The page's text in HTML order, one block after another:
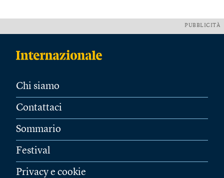
PUBBLICITÀ
Chi siamo
Contattaci
Sommario
Festival
Privacy e cookie